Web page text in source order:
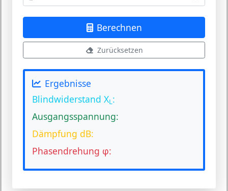
Berechnen
Zurücksetzen
Ergebnisse
Blindwiderstand XL:
Ausgangsspannung:
Dämpfung dB:
Phasendrehung φ: